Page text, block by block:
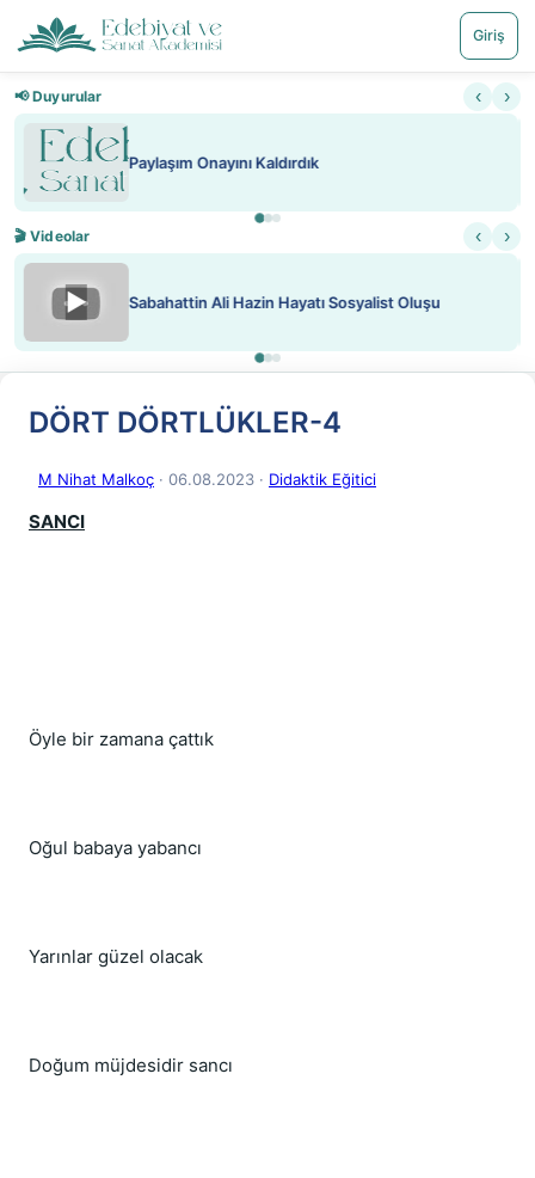
Giriş
📢 Duyurular ‹ ›
Nadir içeriklere kısıtlama ve kredi sistemi getirildi
🎬 Videolar ‹ ›
▶ ATEŞ YAKMAK KONU ÖZET J. LONDON
DÖRT DÖRTLÜKLER-4
M Nihat Malkoç · 06.08.2023 · Didaktik Eğitici
SANCI
Öyle bir zamana çattık
Oğul babaya yabancı
Yarınlar güzel olacak
Doğum müjdesidir sancı